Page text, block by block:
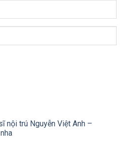
nội trú Nguyễn Việt Anh –